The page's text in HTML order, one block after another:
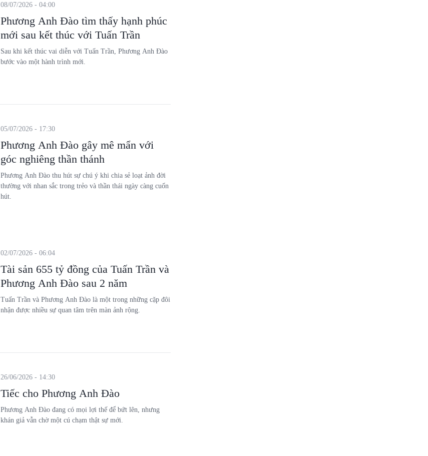
Phương Anh Đào tìm thấy hạnh phúc
mới sau kết thúc với Tuấn Trần
08/07/2026 - 04:00
Sau khi kết thúc vai diễn với Tuấn Trần, Phương Anh Đào
bước vào một hành trình mới.
Phương Anh Đào gây mê mẩn với
góc nghiêng thần thánh
05/07/2026 - 17:30
Phương Anh Đào thu hút sự chú ý khi chia sẻ loạt ảnh đời
thường với nhan sắc trong trẻo và thần thái ngày càng cuốn
hút.
Tài sản 655 tỷ đồng của Tuấn Trần và
Phương Anh Đào sau 2 năm
02/07/2026 - 06:04
Tuấn Trần và Phương Anh Đào là một trong những cặp đôi
nhận được nhiều sự quan tâm trên màn ảnh rộng.
Tiếc cho Phương Anh Đào
26/06/2026 - 14:30
Phương Anh Đào đang có mọi lợi thế để bứt lên, nhưng
khán giả vẫn chờ một cú chạm thật sự mới.